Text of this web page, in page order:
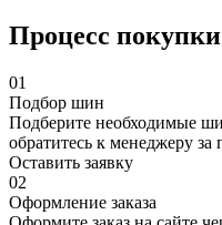
Процесс
01
Подбор шин
Подберите необходимые
обратитесь к менеджеру
Оставить заявку
02
Оформление заказа